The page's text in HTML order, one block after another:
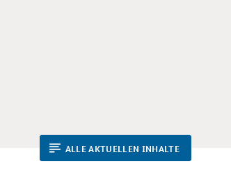
ALLE AKTUELLEN INHALTE